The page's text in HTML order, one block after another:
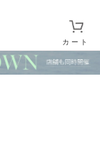
カート